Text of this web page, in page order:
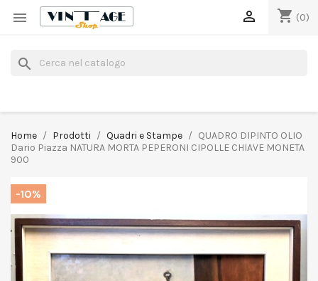
 shopping_cart (0)

search
Home Prodotti Quadri e Stampe
QUADRO DIPINTO OLIO
Dario Piazza NATURA MORTA PEPERONI CIPOLLE CHIAVE MONETA
900
-10%